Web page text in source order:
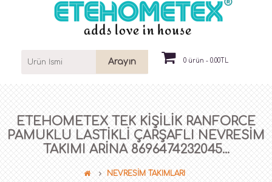
Arayın 0 ürün - 0.00TL
ETEHOMETEX TEK KIŞILIK RANFORCE
PAMUKLU LASTIKLI ÇARŞAFLI NEVRESIM
TAKIMI ARİNA 8696474232045...
NEVRESİM TAKIMLARI